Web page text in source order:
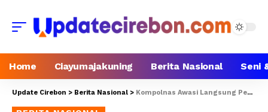
Home Ciayumajakuning Berita Nasional Seni
Update Cirebon > Berita Nasional > Kompolnas Awasi Langsung Pengamanan Pendaftaran Peserta Pemilu 2024 Hari Pertama